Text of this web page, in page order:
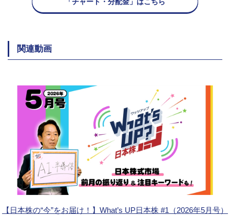
関連動画
【日本株の“今”をお届け！】What’s UP日本株 #1（2026年5月号）